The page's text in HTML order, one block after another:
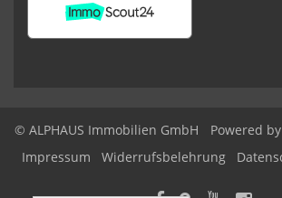
© ALPHAUS Immobilien GmbH
Powered
Impressum
Widerrufsbelehrung